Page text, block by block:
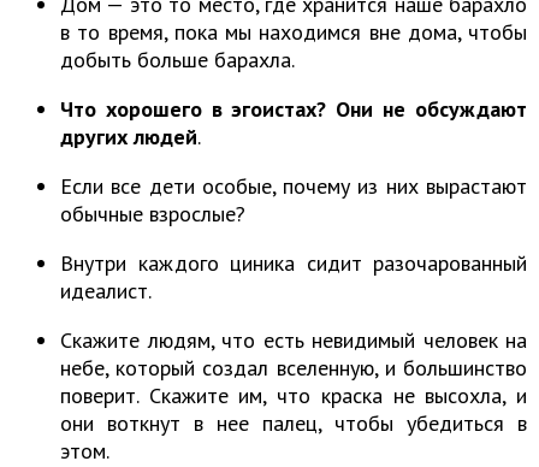
в то время, пока мы находимся вне дома, чтобы
добыть больше барахла.
Что хорошего в эгоистах? Они не обсуждают
других людей.
Если все дети особые, почему из них вырастают
обычные взрослые?
Внутри каждого циника сидит разочарованный
идеалист.
Скажите людям, что есть невидимый человек на
небе, который создал вселенную, и большинство
поверит. Скажите им, что краска не высохла, и
они воткнут в нее палец, чтобы убедиться в
этом.